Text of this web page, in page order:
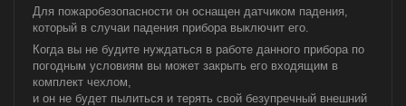
Для пожаробезопасности он оснащен датчиком падения,
который в случаи падения прибора выключит его.
Когда вы не будите нуждаться в работе данного прибора по
погодным условиям вы может закрыть его входящим в
комплект чехлом,
и он не будет пылиться и терять свой безупречный внешний